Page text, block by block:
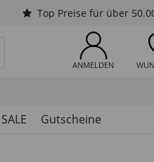
Top Preise für über
ANMELDEN
PRODUKTSUCHE STARTEN
SALE Gutscheine